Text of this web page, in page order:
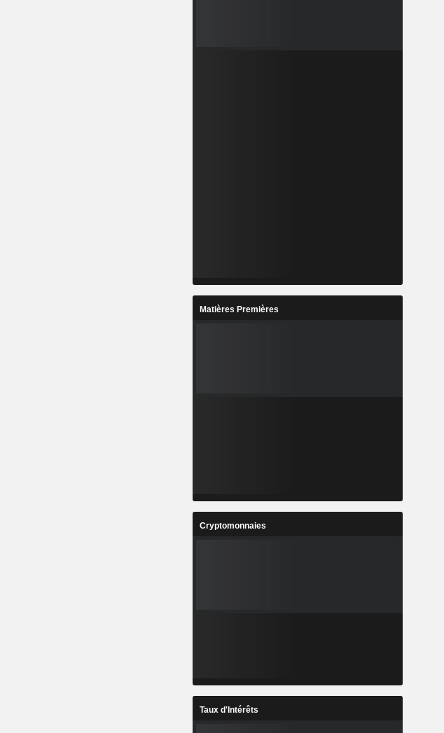
Matières Premières
Cryptomonnaies
Taux d'Intérêts